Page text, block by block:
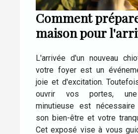
Comment
maison pour
L'arrivée d'un nouveau
votre foyer est un
joie et d'excitation.
ouvrir vos portes, une
minutieuse est
son bien-être et votre
Cet exposé vise à vous